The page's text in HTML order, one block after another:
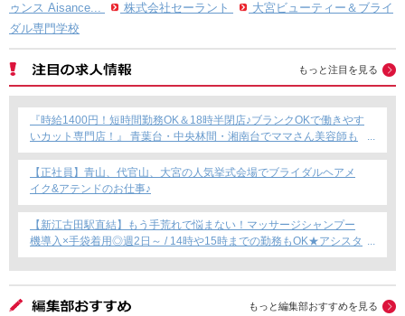
ゥンス Aisance...
株式会社セーラント
大宮ビューティー＆ブライ
ダル専門学校
もっと注目を見る
『時給1400円！短時間勤務OK＆18時半閉店♪ブランクOKで働きやす
いカット専門店！』 青葉台・中央林間・湘南台でママさん美容師も
安心のサロン募集！
【正社員】青山、代官山、大宮の人気挙式会場でブライダルヘアメ
イク&アテンドのお仕事♪
【新江古田駅直結】もう手荒れで悩まない！マッサージシャンプー
機導入×手袋着用◎週2日～ / 14時や15時までの勤務もOK★アシスタ
ント専任募集★
もっと編集部おすすめを見る